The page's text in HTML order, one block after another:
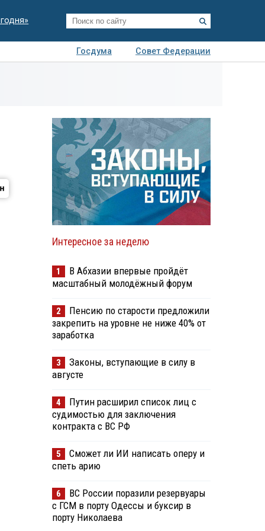
Госдума
Совет Федерации
Интересное за неделю
1
В Абхазии впервые пройдёт
масштабный молодёжный форум
2
Пенсию по старости предложили
закрепить на уровне не ниже 40% от
заработка
3
Законы, вступающие в силу в
августе
4
Путин расширил список лиц с
судимостью для заключения
контракта с ВС РФ
5
Сможет ли ИИ написать оперу и
спеть арию
6
ВС России поразили резервуары
с ГСМ в порту Одессы и буксир в
порту Николаева